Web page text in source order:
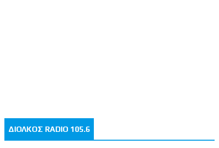
ΔΙΟΛΚΟΣ RADIO 105.6